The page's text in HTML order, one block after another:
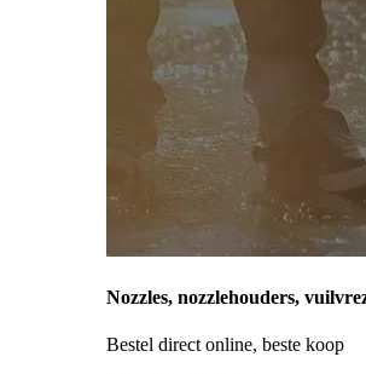
Nozzles, nozzlehouders,
Bestel direct online, beste koop